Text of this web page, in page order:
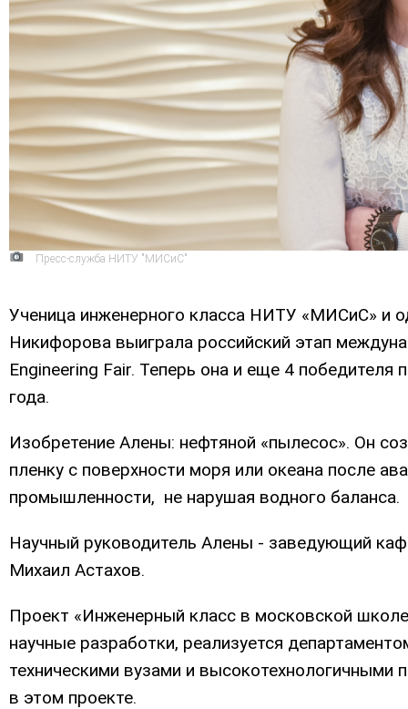
Пресс-служба НИТУ "МИСиС"
Ученица инженерного класса НИТУ «МИСиС» и
Никифорова выиграла российский этап
Engineering Fair. Теперь она и еще 4
года.
Изобретение Алены: нефтяной «пылесос». Он
пленку с поверхности моря или океана после
промышленности, не нарушая водного баланса.
Научный руководитель Алены - заведующий
Михаил Астахов.
Проект «Инженерный класс в московской
научные разработки, реализуется
техническими вузами и высокотехнологичными
в этом проекте.